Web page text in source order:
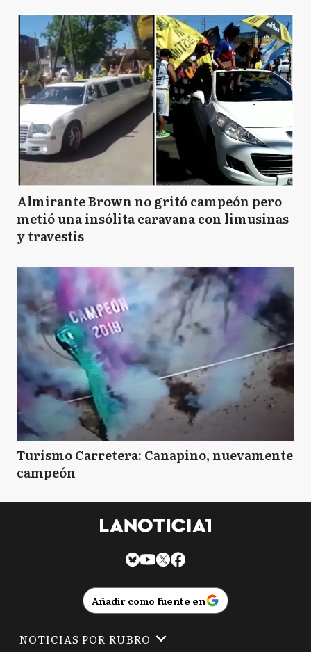
Almirante Brown no gritó campeón pero
metió una insólita caravana con limusinas
y travestis
Turismo Carretera: Canapino, nuevamente
campeón
Añadir como fuente en
NOTICIAS POR RUBRO